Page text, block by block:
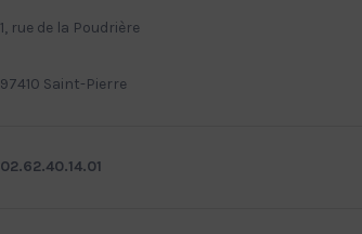
1, rue de la Poudrière
97410 Saint-Pierre
02.62.40.14.01